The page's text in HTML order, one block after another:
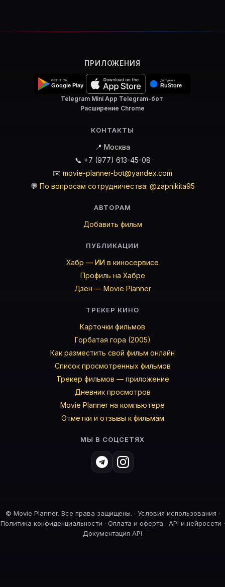
ПРИЛОЖЕНИЯ
Telegram Mini App·Telegram-бот·
Расширение Chrome
КОНТАКТЫ
📍 Москва
📞 +7 (977) 613-45-08
✉️ movie-planner-bot@yandex.com
💬 По вопросам сотрудничества: @zapnikita95
АВТОРАМ
Добавить фильм
ПУБЛИКАЦИИ
Хабр — ИИ в киносервисе
Профиль на Хабре
Дзен — Movie Planner
ТРЕКЕР КИНО
Карточки фильмов
Горбатая гора (2005)
Как разместить свой фильм онлайн
Список просмотренных фильмов
Трекер фильмов — приложение
Дневник просмотров
Movie Planner на компьютере
Отметки и отзывы к фильмам
МЫ В СОЦСЕТЯХ
© Movie Planner. Все права защищены. · Условия использования ·
Политика конфиденциальности · Оплата и оферта · API и нейросети ·
Документация API